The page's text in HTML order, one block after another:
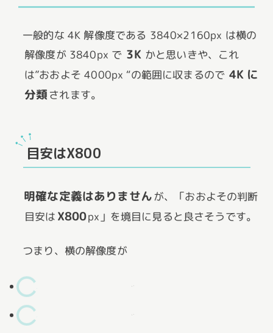
一般的な 4K 解像度である 3840×2160px は横の
解像度が 3840px で 3K かと思いきや、これ
は”おおよそ 4000px “の範囲に収まるので 4K に
分類 されます。
目安はX800
明確な定義はありませんが、「おおよその判断
目安は X800px」を境目に見ると良さそうです。
つまり、横の解像度が
1800 ～ 2799px までは 2K。
2800 ～ 3799px までは 3K。